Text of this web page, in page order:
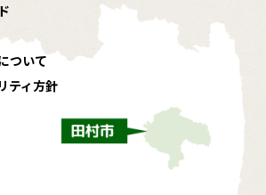
ついて
ティ方針